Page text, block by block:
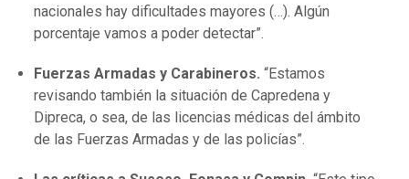
nacionales hay dificultades mayores (…). Algún
porcentaje vamos a poder detectar”.
Fuerzas Armadas y Carabineros. “Estamos
revisando también la situación de Capredena y
Dipreca, o sea, de las licencias médicas del ámbito
de las Fuerzas Armadas y de las policías”.